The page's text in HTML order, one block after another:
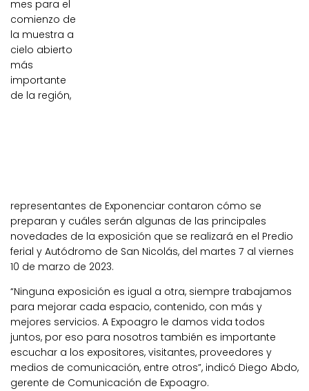
mes para el
comienzo de
la muestra a
cielo abierto
más
importante
de la región,
representantes de Exponenciar contaron cómo se
preparan y cuáles serán algunas de las principales
novedades de la exposición que se realizará en el Predio
ferial y Autódromo de San Nicolás, del martes 7 al viernes
10 de marzo de 2023.
“Ninguna exposición es igual a otra, siempre trabajamos
para mejorar cada espacio, contenido, con más y
mejores servicios. A Expoagro le damos vida todos
juntos, por eso para nosotros también es importante
escuchar a los expositores, visitantes, proveedores y
medios de comunicación, entre otros”, indicó Diego Abdo,
gerente de Comunicación de Expoagro.